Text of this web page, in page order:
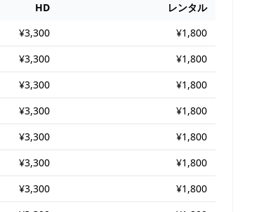
HD
レンタル
¥3,300
¥1,800
¥3,300
¥1,800
¥3,300
¥1,800
¥3,300
¥1,800
¥3,300
¥1,800
¥3,300
¥1,800
¥3,300
¥1,800